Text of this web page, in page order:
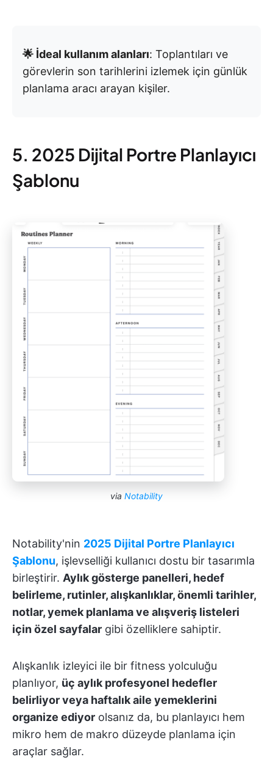
🌟 İdeal kullanım alanları: Toplantıları ve
görevlerin son tarihlerini izlemek için günlük
planlama aracı arayan kişiler.
5. 2025 Dijital Portre Planlayıcı
Şablonu
via Notability
Notability'nin 2025 Dijital Portre Planlayıcı
Şablonu, işlevselliği kullanıcı dostu bir tasarımla
birleştirir. Aylık gösterge panelleri, hedef
belirleme, rutinler, alışkanlıklar, önemli tarihler,
notlar, yemek planlama ve alışveriş listeleri
için özel sayfalar gibi özelliklere sahiptir.
Alışkanlık izleyici ile bir fitness yolculuğu
planlıyor, üç aylık profesyonel hedefler
belirliyor veya haftalık aile yemeklerini
organize ediyor olsanız da, bu planlayıcı hem
mikro hem de makro düzeyde planlama için
araçlar sağlar.